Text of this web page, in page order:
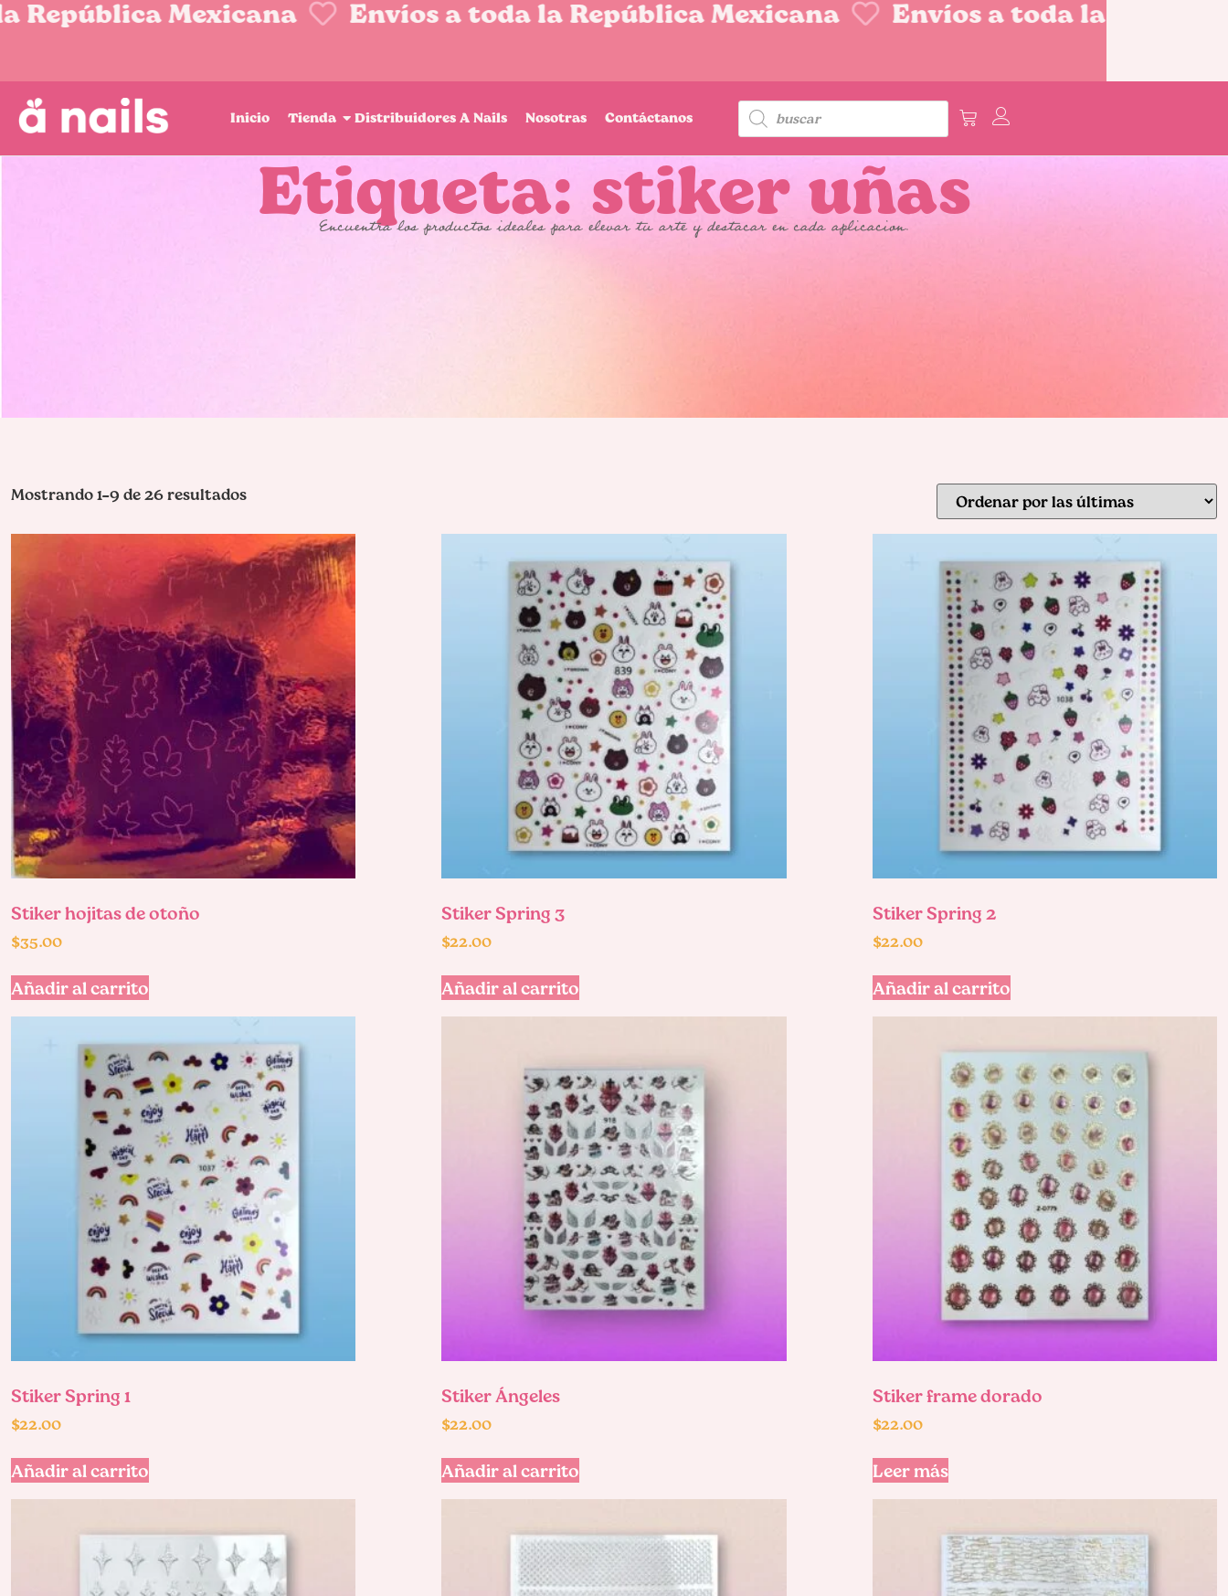
Mexicana Envíos a toda la República Mexicana Envíos a toda la República
Inicio Tienda Distribuidores A Nails Nosotras Contáctanos
Etiqueta: stiker uñas
Encuentra los productos ideales para elevar tu arte y destacar en cada aplicacion.
Mostrando 1–9 de 26 resultados
Stiker hojitas de otoño
$35.00
Añadir al carrito
Stiker Spring 3
$22.00
Añadir al carrito
Stiker Spring 2
$22.00
Añadir al carrito
Stiker Spring 1
$22.00
Añadir al carrito
Stiker Ángeles
$22.00
Añadir al carrito
Stiker frame dorado
$22.00
Leer más